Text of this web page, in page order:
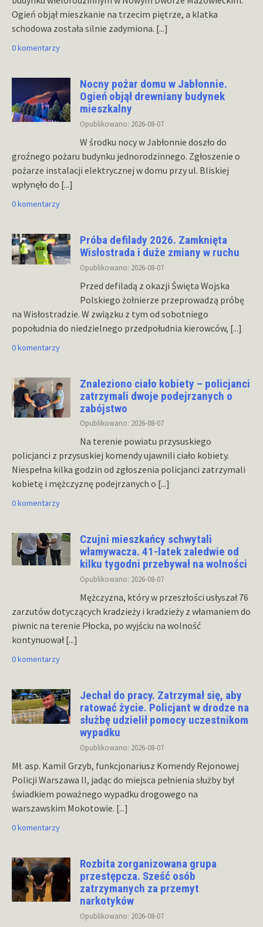
Ogień objął mieszkanie na trzecim piętrze, a klatka
schodowa została silnie zadymiona. [...]
0 komentarzy
Nocny pożar domu w Jabłonnie.
Ogień objął drewniany budynek
mieszkalny
Opublikowano: 2026-08-07
W środku nocy w Jabłonnie doszło do
groźnego pożaru budynku jednorodzinnego. Zgłoszenie o
pożarze instalacji elektrycznej w domu przy ul. Bliskiej
wpłynęło do [...]
0 komentarzy
Próba defilady 2026. Zamknięta
Wisłostrada i duże zmiany w ruchu
Opublikowano: 2026-08-07
Przed defiladą z okazji Święta Wojska
Polskiego żołnierze przeprowadzą próbę
na Wisłostradzie. W związku z tym od sobotniego
popołudnia do niedzielnego przedpołudnia kierowców, [...]
0 komentarzy
Znaleziono ciało kobiety – policjanci
zatrzymali dwoje podejrzanych o
zabójstwo
Opublikowano: 2026-08-07
Na terenie powiatu przysuskiego
policjanci z przysuskiej komendy ujawnili ciało kobiety.
Niespełna kilka godzin od zgłoszenia policjanci zatrzymali
kobietę i mężczyznę podejrzanych o [...]
0 komentarzy
Czujni mieszkańcy schwytali
włamywacza. 41-latek zaledwie od
kilku tygodni przebywał na wolności
Opublikowano: 2026-08-07
Mężczyzna, który w przeszłości usłyszał 76
zarzutów dotyczących kradzieży i kradzieży z włamaniem do
piwnic na terenie Płocka, po wyjściu na wolność
kontynuował[...]
0 komentarzy
Jechał do pracy. Zatrzymał się, aby
ratować życie. Policjant w drodze na
służbę udzielił pomocy uczestnikom
wypadku
Opublikowano: 2026-08-07
Mł. asp. Kamil Grzyb, funkcjonariusz Komendy Rejonowej
Policji Warszawa II, jadąc do miejsca pełnienia służby był
świadkiem poważnego wypadku drogowego na
warszawskim Mokotowie. [...]
0 komentarzy
Rozbita zorganizowana grupa
przestępcza. Sześć osób
zatrzymanych za przemyt
narkotyków
Opublikowano: 2026-08-07